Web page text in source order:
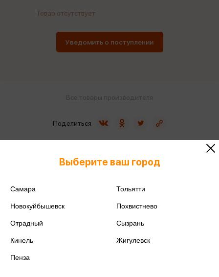
Производитель
Товар отсутствует
Уведомить о поступлении
Поделиться
Выберите ваш город
Самара Тольятти
Новокуйбышевск Похвистнево
Отрадный Сызрань
Кинель Жигулевск
Пенза